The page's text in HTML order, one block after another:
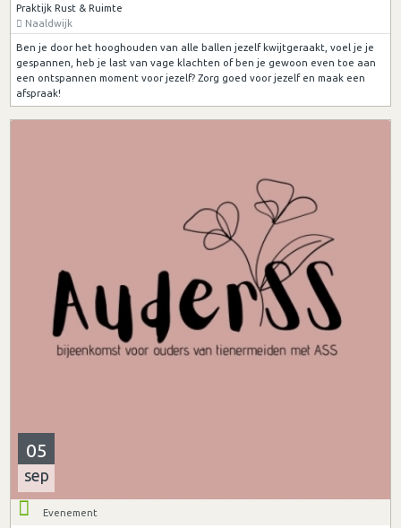
Praktijk Rust & Ruimte
Naaldwijk
Ben je door het hooghouden van alle ballen jezelf kwijtgeraakt, voel je je
gespannen, heb je last van vage klachten of ben je gewoon even toe aan
een ontspannen moment voor jezelf? Zorg goed voor jezelf en maak een
afspraak!
05
sep
Evenement